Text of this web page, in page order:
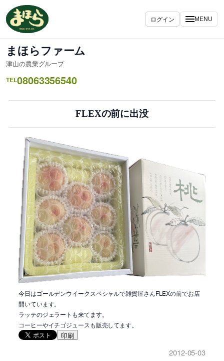
容
を
キ
ッ
プ
ログイン MENU
まほらファーム
津山の農業グループ
TEL08063356540
FLEXの前に出没
今日はゴールデンウイークスペシャルで雑貨屋さんFLEXの前でお店
開いています。
ラッテのジェラートも来てます。
コーヒーやイチゴジュースも販売してます。
印刷
2012-05-03